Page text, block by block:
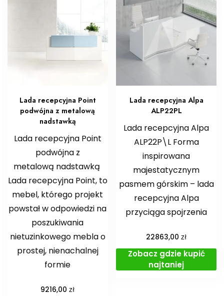
Lada recepcyjna Point
podwójna z metalową
nadstawką
Lada recepcyjna Point
podwójna z
metalową nadstawką
Lada recepcyjna Point, to
mebel, którego projekt
powstał w odpowiedzi na
poszukiwania
nietuzinkowego mebla o
prostej, nienachalnej
formie
9216,00zł
Lada recepcyjna Alpa
ALP22PL
Lada recepcyjna Alpa
ALP22P\L Forma
inspirowana
majestatycznym
pasmem górskim – lada
recepcyjna Alpa
przyciąga spojrzenia
22863,00zł
Zobacz gdzie kupić
najtaniej